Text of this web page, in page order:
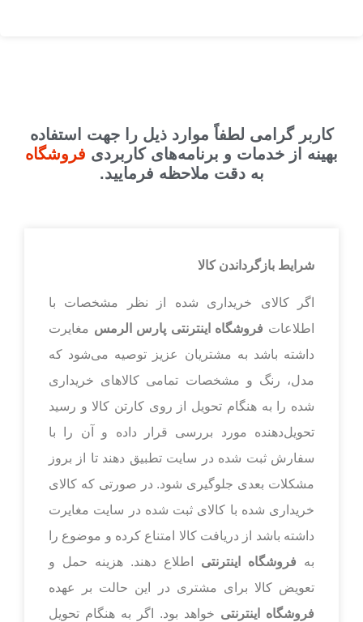
کاربر گرامی لطفاً موارد ذیل را جهت استفاده
بهینه از خدمات و برنامه‌‏های کاربردی فروشگاه
به دقت ملاحظه فرمایید.
شرایط بازگرداندن کالا
اگر کالای خریداری شده از نظر مشخصات با
اطلاعات فروشگاه اینترنتی پارس الرمس مغایرت
داشته باشد به مشتریان عزیز توصیه می‌شود که
مدل، رنگ و مشخصات تمامی کالاهای خریداری
شده را به هنگام تحویل از روی کارتن کالا و رسید
تحویل‌دهنده مورد بررسی قرار داده و آن را با
سفارش ثبت شده در سایت تطبیق دهند تا از بروز
مشکلات بعدی جلوگیری شود. در صورتی که کالای
خریداری شده با کالای ثبت شده در سایت مغایرت
داشته باشد از دریافت کالا امتناع کرده و موضوع را
به فروشگاه اینترنتی اطلاع دهند. هزینه حمل و
تعویض کالا برای مشتری در این حالت بر عهده
فروشگاه اینترنتی خواهد بود. اگر به هنگام تحویل